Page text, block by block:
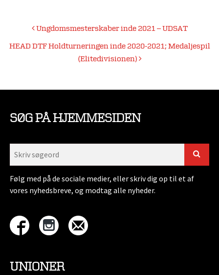
Indlægsnavigation
Ungdomsmesterskaber inde 2021 – UDSAT
HEAD DTF Holdturneringen inde 2020-2021; Medaljespil
(Elitedivisionen)
SØG PÅ HJEMMESIDEN
Følg med på de sociale medier, eller skriv dig op til et af
vores nyhedsbreve, og modtag alle nyheder.
UNIONER